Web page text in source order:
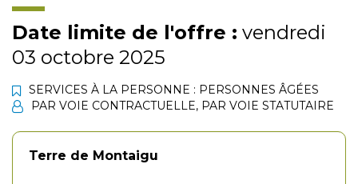
Date limite de l'offre : vendredi
03 octobre 2025
SERVICES À LA PERSONNE : PERSONNES ÂGÉES
PAR VOIE CONTRACTUELLE, PAR VOIE STATUTAIRE
Terre de Montaigu